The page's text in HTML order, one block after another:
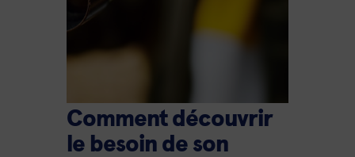
Comment découvrir
le besoin de son